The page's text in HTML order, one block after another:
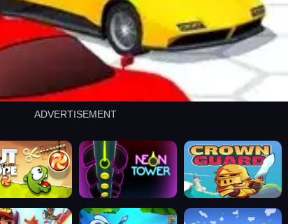
ADVERTISEMENT
rope neon tower crown guard
surfers rabbit samurai rodeo stampede